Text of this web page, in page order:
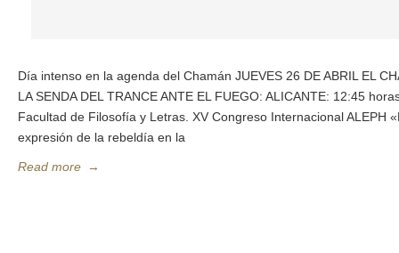
Día intenso en la agenda del Chamán JUEVES 26 DE ABRIL EL
LA SENDA DEL TRANCE ANTE EL FUEGO: ALICANTE: 12:45
Facultad de Filosofía y Letras. XV Congreso Internacional ALEPH
expresión de la rebeldía en la
Read more →